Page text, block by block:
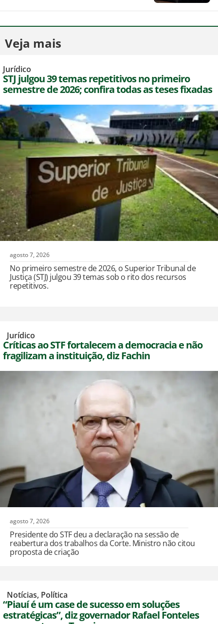
Veja mais
Jurídico
STJ julgou 39 temas repetitivos no primeiro
semestre de 2026; confira todas as teses fixadas
agosto 7, 2026
No primeiro semestre de 2026, o Superior Tribunal de
Justiça (STJ) julgou 39 temas sob o rito dos recursos
repetitivos.
Jurídico
Críticas ao STF fortalecem a democracia e não
fragilizam a instituição, diz Fachin
agosto 7, 2026
Presidente do STF deu a declaração na sessão de
reabertura dos trabalhos da Corte. Ministro não citou
proposta de criação
Notícias, Política
“Piauí é um case de sucesso em soluções
estratégicas”, diz governador Rafael Fonteles